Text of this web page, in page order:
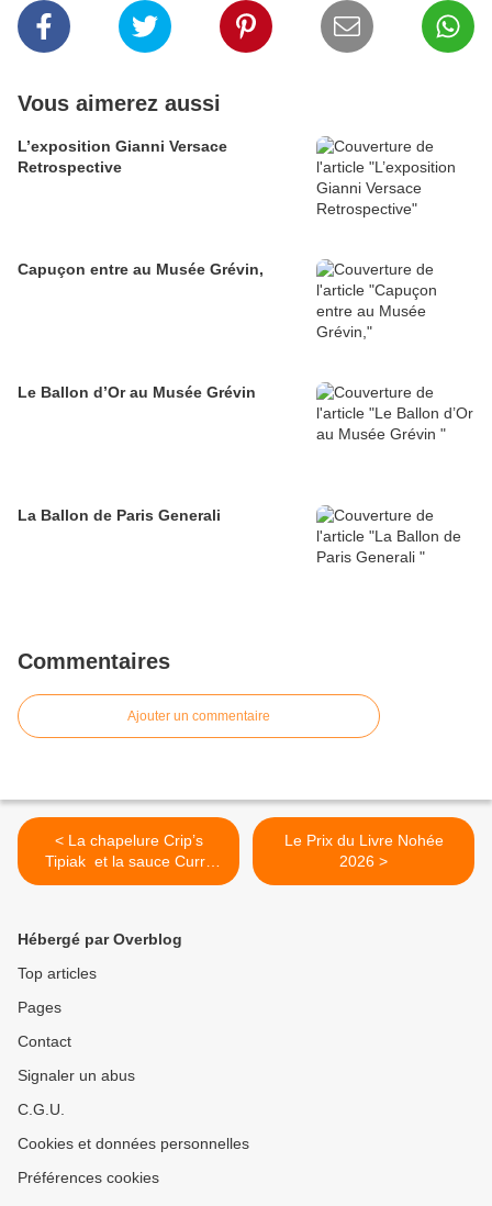
Vous aimerez aussi
L’exposition Gianni Versace
Retrospective
Capuçon entre au Musée Grévin,
Le Ballon d’Or au Musée Grévin
La Ballon de Paris Generali
Commentaires
Ajouter un commentaire
< La chapelure Crip’s
Tipiak et la sauce Curry
Mango de chez Heinz
Le Prix du Livre Nohée
2026 >
Hébergé par Overblog
Top articles
Pages
Contact
Signaler un abus
C.G.U.
Cookies et données personnelles
Préférences cookies